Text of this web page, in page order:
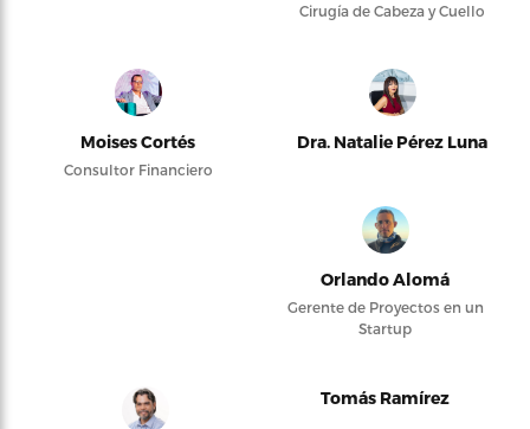
Cirugía de Cabeza y Cuello
Moises Cortés
Consultor Financiero
Dra. Natalie Pérez Luna
Orlando Alomá
Gerente de Proyectos en un
Startup
Tomás Ramírez